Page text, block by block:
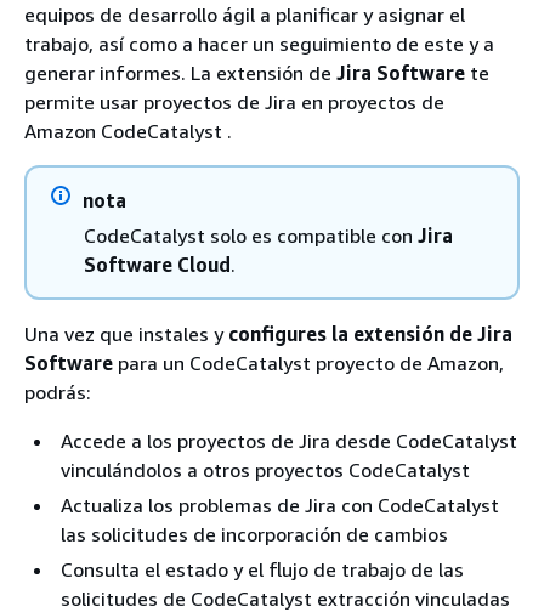
equipos de desarrollo ágil a planificar y asignar el
trabajo, así como a hacer un seguimiento de este y a
generar informes. La extensión de Jira Software te
permite usar proyectos de Jira en proyectos de
Amazon CodeCatalyst .
nota
CodeCatalyst solo es compatible con Jira
Software Cloud.
Una vez que instales y configures la extensión de Jira
Software para un CodeCatalyst proyecto de Amazon,
podrás:
Accede a los proyectos de Jira desde CodeCatalyst
vinculándolos a otros proyectos CodeCatalyst
Actualiza los problemas de Jira con CodeCatalyst
las solicitudes de incorporación de cambios
Consulta el estado y el flujo de trabajo de las
solicitudes de CodeCatalyst extracción vinculadas